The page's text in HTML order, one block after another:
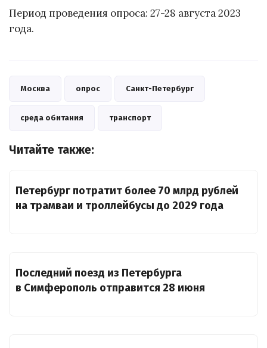
Период проведения опроса: 27-28 августа 2023
года.
Москва опрос Санкт-Петербург
среда обитания транспорт
Читайте также:
Петербург потратит более 70 млрд рублей
на трамваи и троллейбусы до 2029 года
Последний поезд из Петербурга
в Симферополь отправится 28 июня